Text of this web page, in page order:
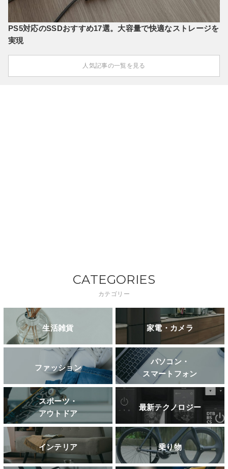
PS5対応のSSDおすすめ17選。大容量で快適なストレージを
実現
人気記事の一覧を見る
CATEGORIES
カテゴリー
生活雑貨 家電・カメラ
ファッション
パソコン・
スマートフォン
スポーツ・
アウトドア
最新テクノロジー
インテリア 乗り物